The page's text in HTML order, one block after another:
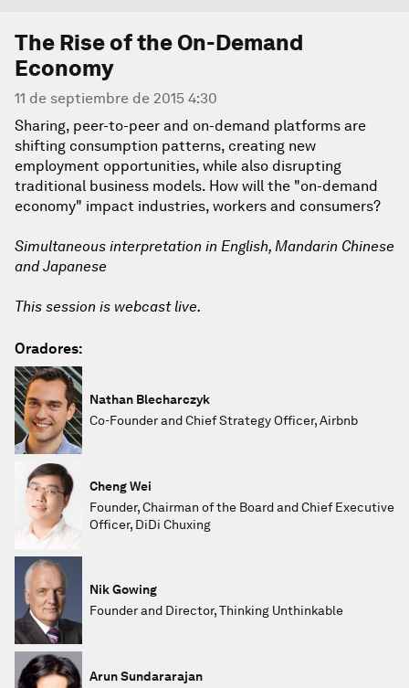
The Rise of the On-Demand
Economy
11 de septiembre de 2015 4:30
Sharing, peer-to-peer and on-demand platforms are
shifting consumption patterns, creating new
employment opportunities, while also disrupting
traditional business models. How will the "on-demand
economy" impact industries, workers and consumers?
Simultaneous interpretation in English, Mandarin Chinese
and Japanese
This session is webcast live.
Oradores:
Nathan Blecharczyk
Co-Founder and Chief Strategy Officer, Airbnb
Cheng Wei
Founder, Chairman of the Board and Chief Executive
Officer, DiDi Chuxing
Nik Gowing
Founder and Director, Thinking Unthinkable
Arun Sundararajan